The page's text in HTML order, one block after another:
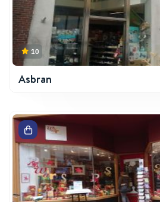
10
Asbran